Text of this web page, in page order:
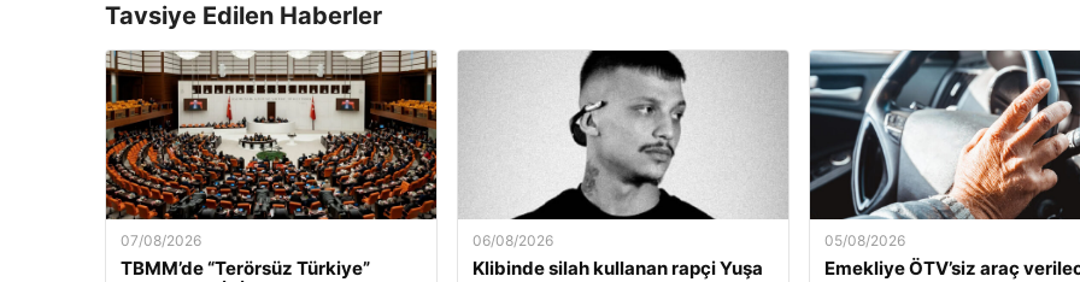
Tavsiye Edilen Haberler
07/08/2026
TBMM’de “Terörsüz Türkiye”
06/08/2026
Klibinde silah kullanan rapçi Yuşa
05/08/2026
Emekliye ÖTV’siz araç